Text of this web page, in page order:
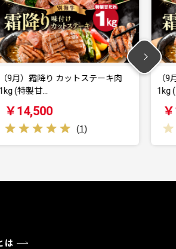
霜降り カットステーキ肉
製甘…
(1)
（9月）
1kg (ガー
￥
は